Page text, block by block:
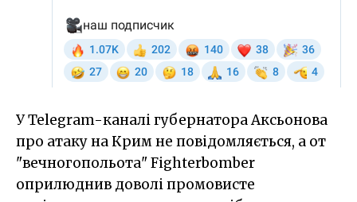
У Telegram-каналі губернатора Аксьонова
про атаку на Крим не повідомляється, а от
"вечногопольота" Fighterbomber
оприлюднив доволі промовисте